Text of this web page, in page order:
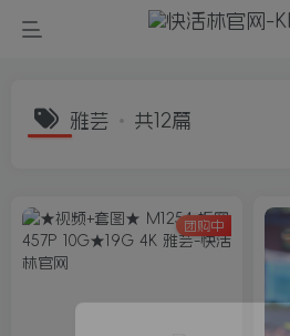
雅芸 共12篇
团购中